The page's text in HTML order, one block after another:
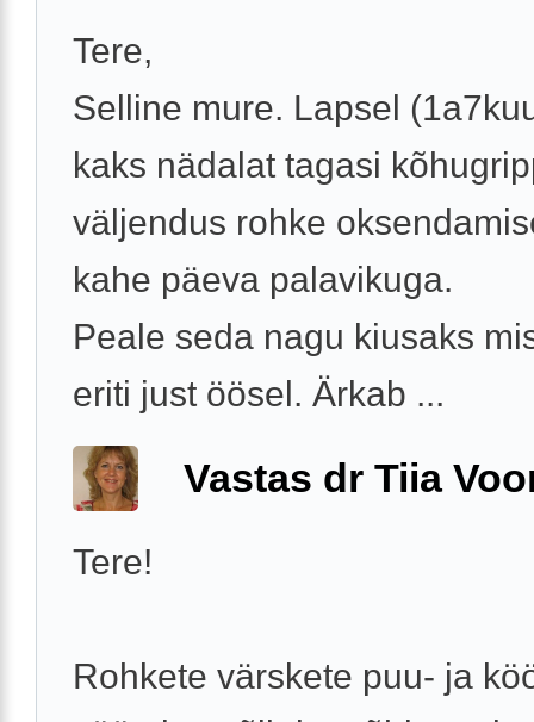
Tere,
Selline mure. Lapsel
kaks nädalat tagasi
väljendus rohke
kahe päeva palavikuga.
Peale seda nagu kiusaks
eriti just öösel. Ärkab ...
Vastas dr Tiia
Tere!
Rohkete värskete puu- ja